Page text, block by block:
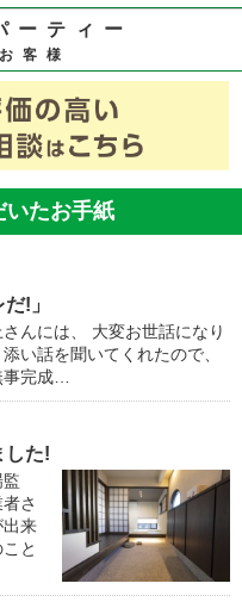
ーティー
客様
いたお手紙
!」
んには、 大変お世話になり
い話を聞いてくれたので、
完成…
した!
さ
出来
と